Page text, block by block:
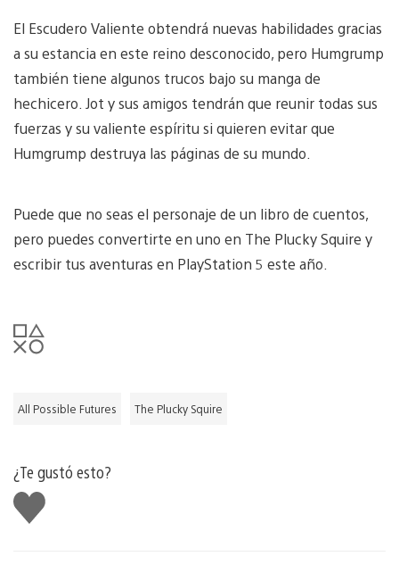
El Escudero Valiente obtendrá nuevas habilidades gracias
a su estancia en este reino desconocido, pero Humgrump
también tiene algunos trucos bajo su manga de
hechicero. Jot y sus amigos tendrán que reunir todas sus
fuerzas y su valiente espíritu si quieren evitar que
Humgrump destruya las páginas de su mundo.
Puede que no seas el personaje de un libro de cuentos,
pero puedes convertirte en uno en The Plucky Squire y
escribir tus aventuras en PlayStation 5 este año.
All Possible Futures The Plucky Squire
¿Te gustó esto?
Me
gusta